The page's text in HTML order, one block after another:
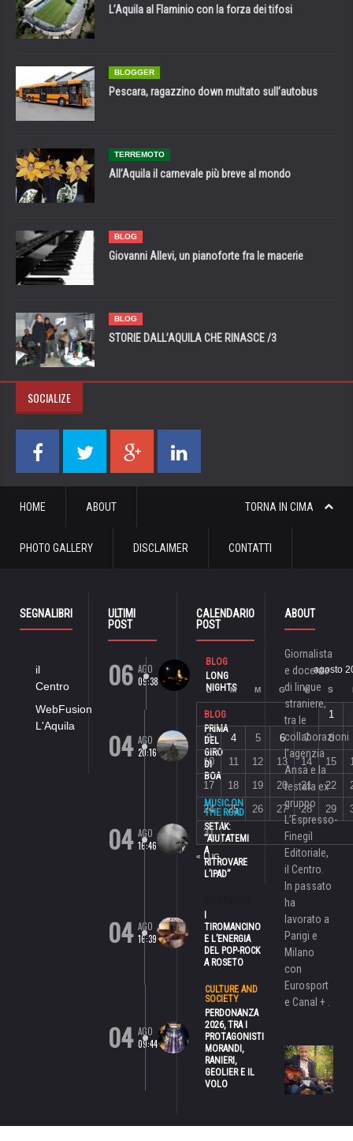
L’Aquila al Flaminio con la forza dei tifosi
BLOGGER
Pescara, ragazzino down multato sull’autobus
TERREMOTO
All’Aquila il carnevale più breve al mondo
BLOG
Giovanni Allevi, un pianoforte fra le macerie
BLOG
STORIE DALL’AQUILA CHE RINASCE /3
SOCIALIZE
TORNA IN CIMA
HOME ABOUT
PHOTO GALLERY DISCLAIMER CONTATTI
SEGNALIBRI
il
Centro
WebFusion
L'Aquila
ULTIMI
POST
06 AGO
09:38
BLOG
LONG
NIGHTS
04 AGO
20:16
BLOG
PRIMA
DEL
GIRO
DI
BOA
04 AGO
16:46
MUSIC ON
THE ROAD
SETAK:
“AIUTATEMI
A
RITROVARE
L’IPAD”
04 AGO
16:39
TIROMANCINO
E L’ENERGIA
DEL POP-ROCK
A ROSETO
04 AGO
09:44
CULTURE AND
SOCIETY
PERDONANZA
2026, TRA I
PROTAGONISTI
MORANDI,
RANIERI,
GEOLIER E IL
VOLO
CALENDARIO
POST
agosto
L M M G V S
« LUG
1
3
4 5 6 7 8
10
11 12 13 14 15
17
18 19 20 21 22
24
25 26 27 28 29
31
ABOUT
Giornalista
e docente
di lingue
straniere,
tra le
collaborazioni
l’agenzia
Ansa e la
testata ex
gruppo
L’Espresso-
Finegil
Editoriale,
il Centro.
In passato
ha
lavorato a
Parigi e
Milano
con
Eurosport
e Canal + .